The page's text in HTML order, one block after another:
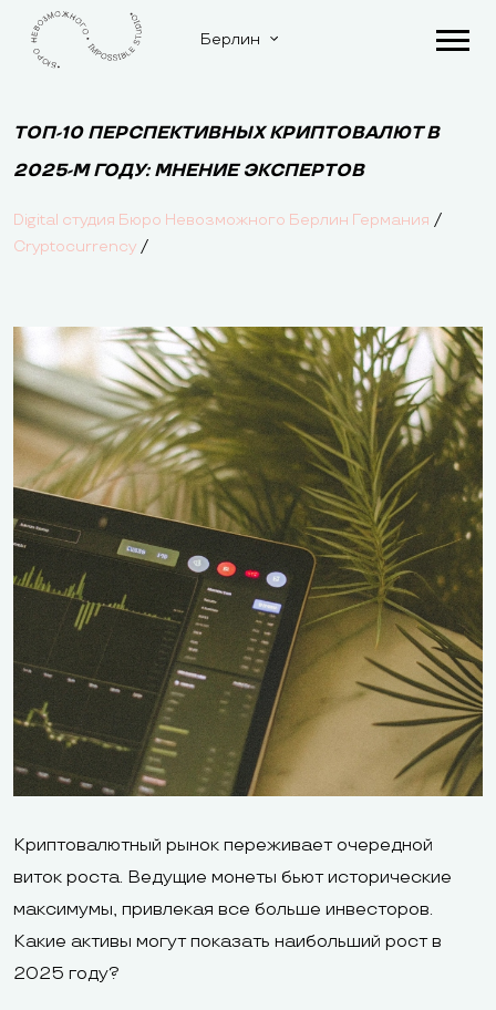
Берлин
ТОП-10 ПЕРСПЕКТИВНЫХ КРИПТОВАЛЮТ В
2025-М ГОДУ: МНЕНИЕ ЭКСПЕРТОВ
Digital студия Бюро Невозможного Берлин Германия /
Cryptocurrency /
Криптовалютный рынок переживает очередной
виток роста. Ведущие монеты бьют исторические
максимумы, привлекая все больше инвесторов.
Какие активы могут показать наибольший рост в
2025 году?